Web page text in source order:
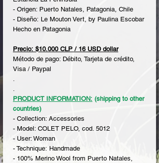
- Origen: Puerto Natales, Patagonia, Chile
- Diseño: Le Mouton Vert, by Paulina Escobar
Hecho en Patagonia
Precio: $10.000 CLP / 16 USD dollar
Método de pago: Débito, Tarjeta de crédito,
Visa / Paypal
.
.
PRODUCT INFORMATION: (shipping to other
countries)
- Collection: Accessories
- Model: COLET PELO, cod. 5012
- User: Woman
- Technique: Handmade
- 100% Merino Wool from Puerto Natales,